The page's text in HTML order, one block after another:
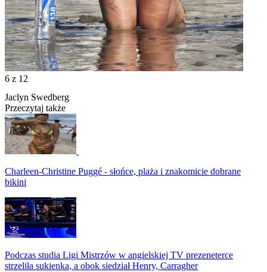
6 z 12
Jaclyn Swedberg
Przeczytaj także
Charleen-Christine Puggé - słońce, plaża i znakomicie dobrane
bikini
Podczas studia Ligi Mistrzów w angielskiej TV prezeneterce
strzeliła sukienka, a obok siedział Henry, Carragher